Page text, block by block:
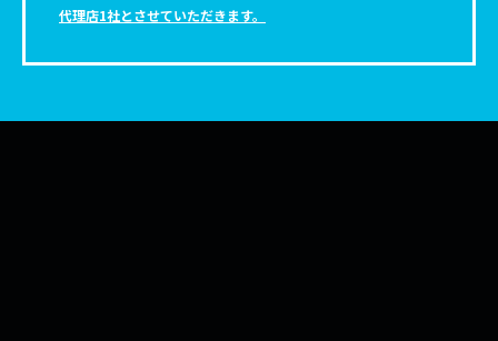
代理店1社とさせていただきます。